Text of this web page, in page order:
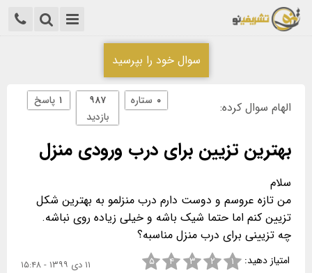
سوال خود را بپرسید
الهام سوال کرده: ۱ پاسخ
۹۸۷
بازدید
۰ ستاره
بهترین تزیین برای درب ورودی منزل
من تازه عروسم و دوست دارم درب منزلمو به بهترین شکل
چه تزیینی برای درب منزل مناسبه؟
امتیاز دهید: ۱ ۲ ۳ ۴ ۵ ۱۱ دی ۱۳۹۹ - ۱۵:۴۸